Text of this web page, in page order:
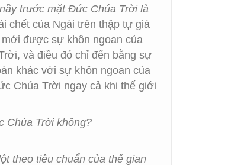
trước mặt Đức Chúa Trời là
chết của Ngài trên thập tự giá
được sự khôn ngoan của
và điều đó chỉ đến bằng sự
khác với sự khôn ngoan của
Chúa Trời ngay cả khi thế giới
Chúa Trời không?
theo tiêu chuẩn của thế gian